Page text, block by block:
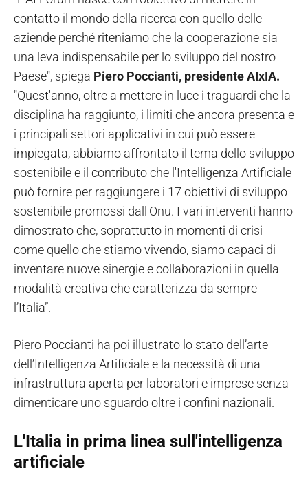
contatto il mondo della ricerca con quello delle
aziende perché riteniamo che la cooperazione sia
una leva indispensabile per lo sviluppo del nostro
Paese", spiega Piero Poccianti, presidente AIxIA.
"Quest'anno, oltre a mettere in luce i traguardi che la
disciplina ha raggiunto, i limiti che ancora presenta e
i principali settori applicativi in cui può essere
impiegata, abbiamo affrontato il tema dello sviluppo
sostenibile e il contributo che l'Intelligenza Artificiale
può fornire per raggiungere i 17 obiettivi di sviluppo
sostenibile promossi dall'Onu. I vari interventi hanno
dimostrato che, soprattutto in momenti di crisi
come quello che stiamo vivendo, siamo capaci di
inventare nuove sinergie e collaborazioni in quella
modalità creativa che caratterizza da sempre
l’Italia”.
Piero Poccianti ha poi illustrato lo stato dell’arte
dell’Intelligenza Artificiale e la necessità di una
infrastruttura aperta per laboratori e imprese senza
dimenticare uno sguardo oltre i confini nazionali.
L'Italia in prima linea sull'intelligenza
artificiale